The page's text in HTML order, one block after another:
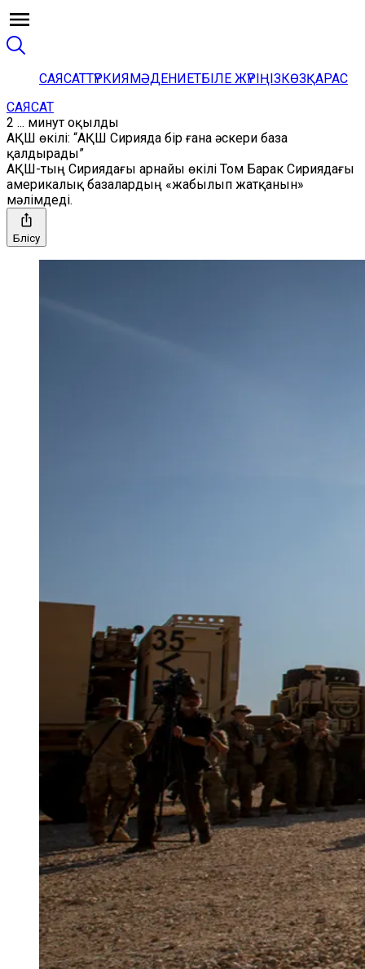
САЯСАТТҮРКИЯМӘДЕНИЕТБІЛЕ ЖҮРІҢІЗКӨЗҚАРАС
САЯСАТ
2 ... минут оқылды
АҚШ өкілі: “АҚШ Сирияда бір ғана әскери база
қалдырады”
АҚШ-тың Сириядағы арнайы өкілі Том Барак Сириядағы
америкалық базалардың «жабылып жатқанын»
мәлімдеді.
Бөлісу